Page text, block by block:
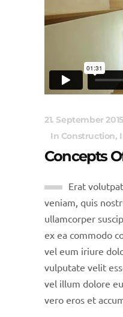
21. September 2015
In Construction,
Concepts
Erat
veniam, quis
ullamcorper
ex ea commodo
vel eum iriure
vulputate velit
vel illum dolore
vero eros et